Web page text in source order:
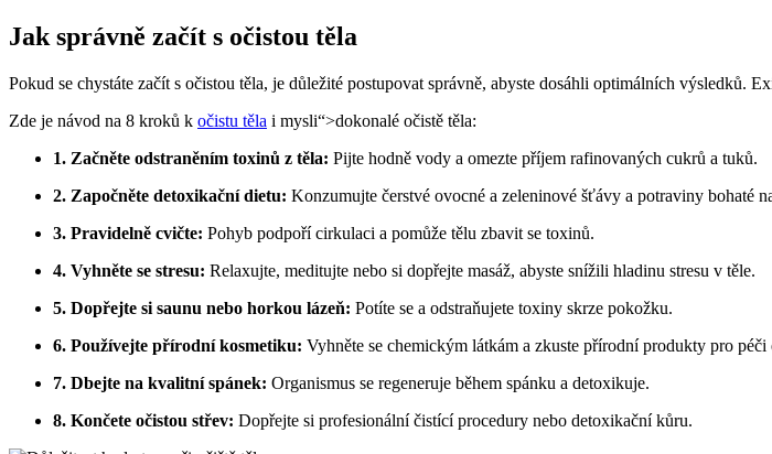
Jak správně začít s očistou ⁤těla
Pokud se chystáte⁤ začít‌ s očistou ⁣těla, je důležité postupovat správně, abyste dosáhli optimálních ‌výsledků.‌
Zde je návod na 8 kroků k ‌ očistu těla i mysli“>dokonalé očistě těla:
1. Začněte odstraněním ⁢toxinů z‍ těla: Pijte ⁢hodně ​vody ⁢a omezte příjem rafinovaných‍ cukrů a tuků.
2. Započněte detoxikační dietu: Konzumujte čerstvé ovocné a‍ zeleninové šťávy a potraviny ⁢bohaté
3. Pravidelně cvičte: Pohyb podpoří cirkulaci a pomůže tělu zbavit se toxinů.
4. Vyhněte‌ se stresu: Relaxujte, meditujte nebo ‌si dopřejte masáž,⁢ abyste snížili ​hladinu ⁢stresu v těle.
5. Dopřejte⁢ si saunu nebo horkou lázeň: Potíte se ‌a odstraňujete ‍toxiny skrze‍ pokožku.
6. Používejte přírodní kosmetiku: Vyhněte⁤ se chemickým látkám a ‍zkuste přírodní produkty pro péči
7. Dbejte ⁢na ⁣kvalitní spánek: Organismus‌ se​ regeneruje během spánku a⁢ detoxikuje.
8.‌ Končete očistou ‌střev: Dopřejte si profesionální čistící procedury nebo detoxikační kůru.